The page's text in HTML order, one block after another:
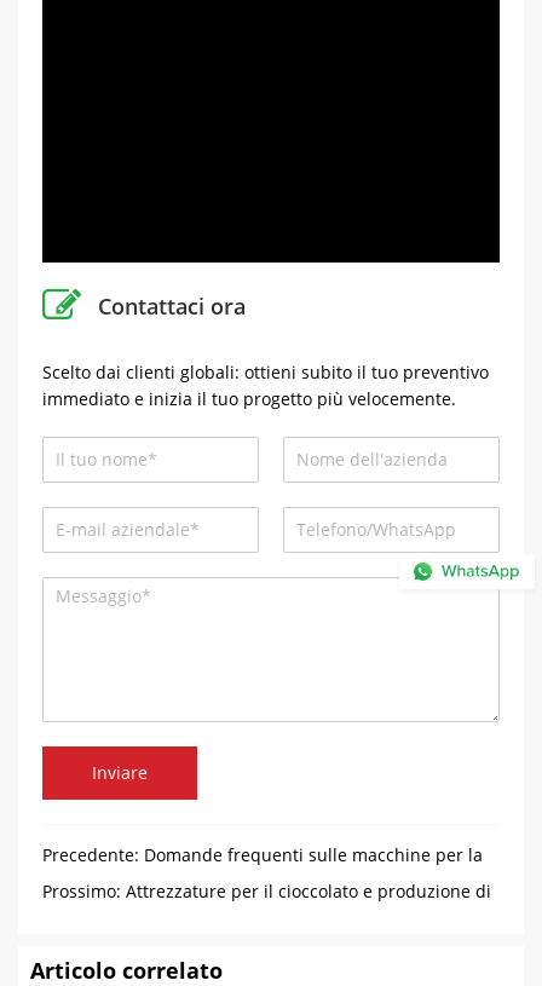
Contattaci ora
Scelto dai clienti globali: ottieni subito il tuo preventivo
immediato e inizia il tuo progetto più velocemente.
Inviare
Precedente: Domande frequenti sulle macchine per la
produzione di gocce di cioccolato
Prossimo: Attrezzature per il cioccolato e produzione di
Articolo correlato